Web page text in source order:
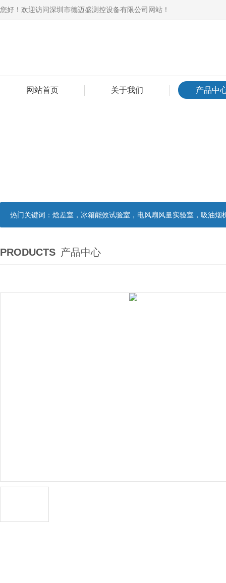
您好！欢迎访问深圳市德迈盛测控设备有限公司网站！
网站首页 关于我们 产品中
热门关键词： 焓差室，冰箱能效试验室，电风扇风量实验室，吸油烟机油脂分离度试验装置，吸油烟机空气性能试验装置，吸油烟机气味
PRODUCTS 产品中心